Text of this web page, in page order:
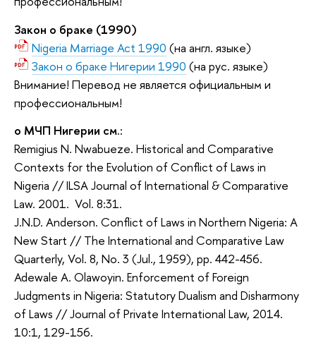
Закон о браке (1990)
Nigeria Marriage Act 1990 (на англ. языке)
Закон о браке Нигерии 1990 (на рус. языке)
Внимание! Перевод не является официальным и
профессиональным!
о МЧП Нигерии см.:
Remigius N. Nwabueze. Historical and Comparative
Contexts for the Evolution of Conflict of Laws in
Nigeria // ILSA Journal of International & Comparative
Law. 2001. Vol. 8:31.
J.N.D. Anderson. Conflict of Laws in Northern Nigeria: A
New Start // The International and Comparative Law
Quarterly, Vol. 8, No. 3 (Jul., 1959), pp. 442-456.
Adewale A. Olawoyin. Enforcement of Foreign
Judgments in Nigeria: Statutory Dualism and Disharmony
of Laws // Journal of Private International Law, 2014.
10:1, 129-156.